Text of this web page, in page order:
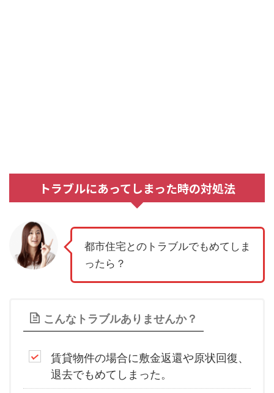
トラブルにあってしまった時の対処法
都市住宅とのトラブルでもめてしま
ったら？
こんなトラブルありませんか？
賃貸物件の場合に敷金返還や原状回復、
退去でもめてしまった。